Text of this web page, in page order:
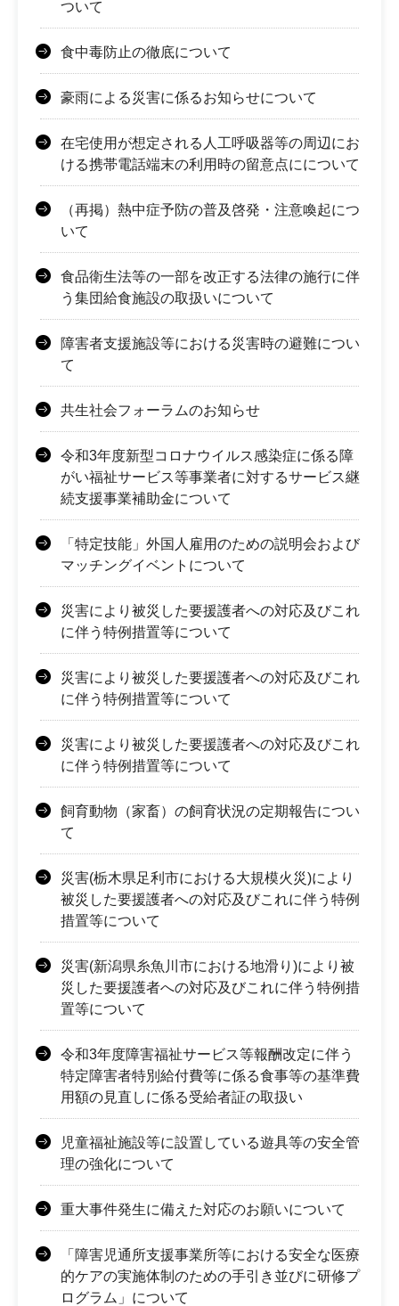
ついて
食中毒防止の徹底について
豪雨による災害に係るお知らせについて
在宅使用が想定される人工呼吸器等の周辺にお
ける携帯電話端末の利用時の留意点にについて
（再掲）熱中症予防の普及啓発・注意喚起につ
いて
食品衛生法等の一部を改正する法律の施行に伴
う集団給食施設の取扱いについて
障害者支援施設等における災害時の避難につい
て
共生社会フォーラムのお知らせ
令和3年度新型コロナウイルス感染症に係る障
がい福祉サービス等事業者に対するサービス継
続支援事業補助金について
「特定技能」外国人雇用のための説明会および
マッチングイベントについて
災害により被災した要援護者への対応及びこれ
に伴う特例措置等について
災害により被災した要援護者への対応及びこれ
に伴う特例措置等について
災害により被災した要援護者への対応及びこれ
に伴う特例措置等について
飼育動物（家畜）の飼育状況の定期報告につい
て
災害(栃木県足利市における大規模火災)により
被災した要援護者への対応及びこれに伴う特例
措置等について
災害(新潟県糸魚川市における地滑り)により被
災した要援護者への対応及びこれに伴う特例措
置等について
令和3年度障害福祉サービス等報酬改定に伴う
特定障害者特別給付費等に係る食事等の基準費
用額の見直しに係る受給者証の取扱い
児童福祉施設等に設置している遊具等の安全管
理の強化について
重大事件発生に備えた対応のお願いについて
「障害児通所支援事業所等における安全な医療
的ケアの実施体制のための手引き並びに研修プ
ログラム」について